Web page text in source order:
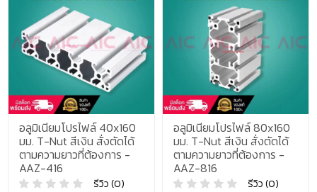
อลูมิเนียมโปรไฟล์ 40x160
มม. T-Nut สีเงิน สั่งตัดได้
ตามความยาวที่ต้องการ -
AAZ-416
รีวิว (0)
อลูมิเนียมโปรไฟล์ 80x160
มม. T-Nut สีเงิน สั่งตัดได้
ตามความยาวที่ต้องการ -
AAZ-816
รีวิว (0)